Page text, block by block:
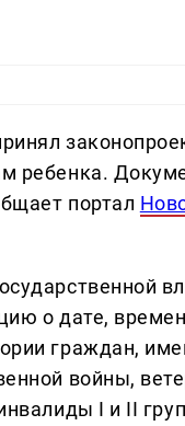
ребенка.
портал
о дате,
граждан,
войны,
I и II